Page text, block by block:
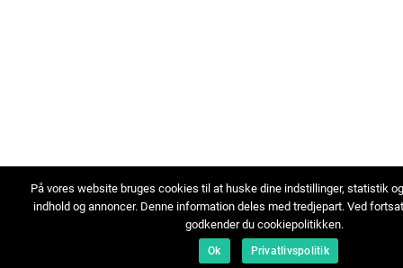
På vores website bruges cookies til at huske dine indstillinger, statistik
indhold og annoncer. Denne information deles med tredjepart. Ved
godkender du cookiepolitikken.
Ok Privatlivspolitik